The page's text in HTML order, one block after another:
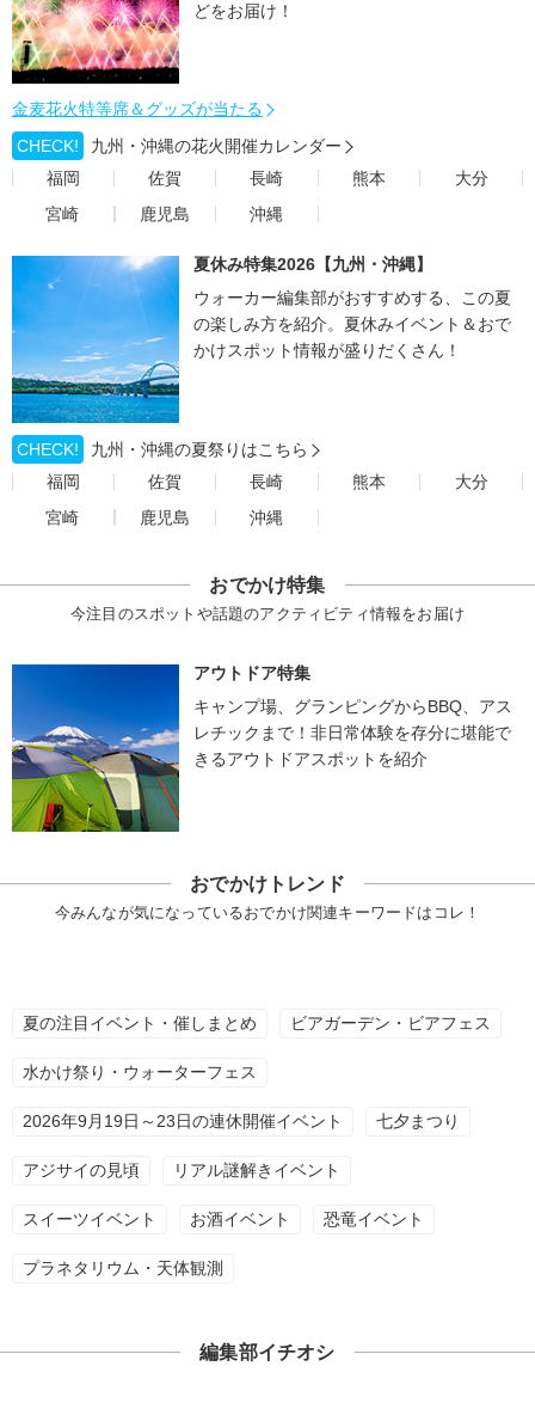
どをお届け！
金麦花火特等席＆グッズが当たる
CHECK!
九州・沖縄の花火開催カレンダー
福岡
佐賀 長崎 熊本
大分
宮崎
鹿児島 沖縄
夏休み特集2026【九州・沖縄】
ウォーカー編集部がおすすめする、この夏
の楽しみ方を紹介。夏休みイベント＆おで
かけスポット情報が盛りだくさん！
CHECK!
九州・沖縄の夏祭りはこちら
福岡
佐賀 長崎 熊本
大分
宮崎
鹿児島 沖縄
おでかけ特集
今注目のスポットや話題のアクティビティ情報をお届け
アウトドア特集
キャンプ場、グランピングからBBQ、アス
レチックまで！非日常体験を存分に堪能で
きるアウトドアスポットを紹介
おでかけトレンド
今みんなが気になっているおでかけ関連キーワードはコレ！
夏の注目イベント・催しまとめ ビアガーデン・ビアフェス
水かけ祭り・ウォーターフェス
2026年9月19日～23日の連休開催イベント 七夕まつり
アジサイの見頃 リアル謎解きイベント
スイーツイベント お酒イベント 恐竜イベント
プラネタリウム・天体観測
編集部イチオシ